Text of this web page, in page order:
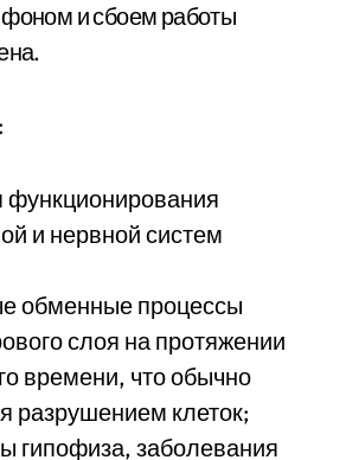
и сбоем работы
и нервной систем
обменные процессы
слоя на протяжении
времени, что обычно
разрушением клеток;
гипофиза, заболевания